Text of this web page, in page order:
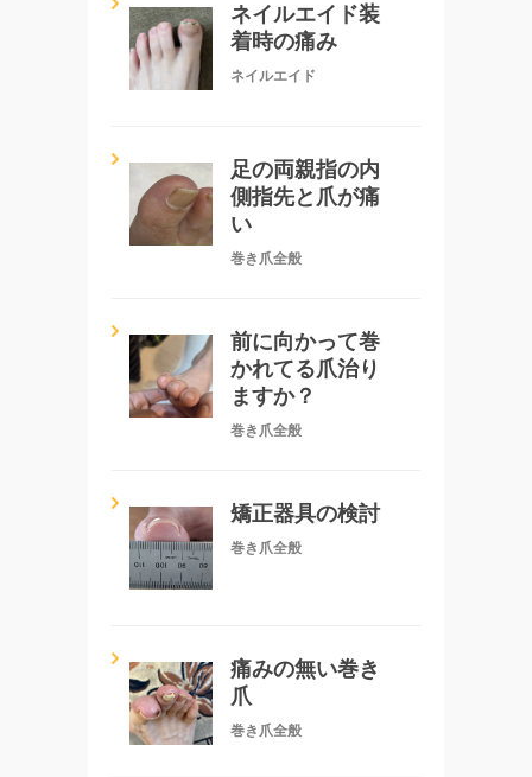
ネイルエイド装
着時の痛み
ネイルエイド
足の両親指の内
側指先と爪が痛
い
巻き爪全般
前に向かって巻
かれてる爪治り
ますか？
巻き爪全般
矯正器具の検討
巻き爪全般
痛みの無い巻き
爪
巻き爪全般